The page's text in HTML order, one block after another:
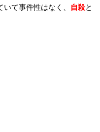
て事件性はなく、 自殺と